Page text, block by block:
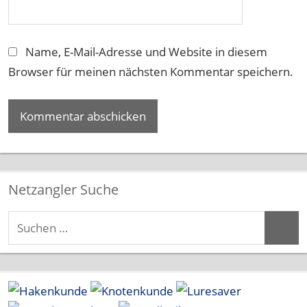
Name, E-Mail-Adresse und Website in diesem
Browser für meinen nächsten Kommentar speichern.
Netzangler Suche
Suchen
nach: